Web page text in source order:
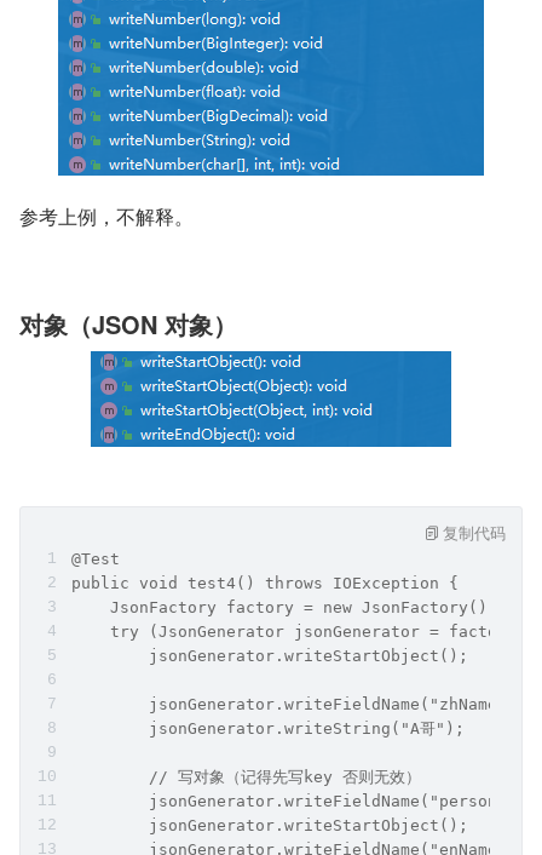
        jsonGenerator.writeEndObject();
    }
}
运行程序，输出：
{"zhName":"A哥","enName":"YourBatman"}
参考上例，不解释。
对象（JSON 对象）